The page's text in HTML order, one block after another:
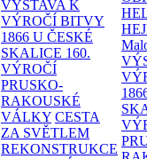
VÝSTAVA K
VÝROČÍ BITVY
1866 U ČESKÉ
SKALICE 160.
VÝROČÍ
PRUSKO-
RAKOUSKÉ
VÁLKY CESTA
ZA SVĚTLEM
REKONSTRUKCE